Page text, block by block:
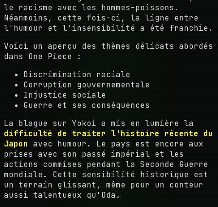
le racisme avec les hommes-poissons.
Néanmoins, cette fois-ci, la ligne entre
l'humour et l'insensibilité a été franchie.
Voici un aperçu des thèmes délicats abordés
dans One Piece :
Discrimination raciale
Corruption gouvernementale
Injustice sociale
Guerre et ses conséquences
La blague sur Yokoi a mis en lumière la
difficulté de traiter l'histoire récente du
Japon avec humour. Le pays est encore aux
prises avec son passé impérial et les
actions commises pendant la Seconde Guerre
mondiale. Cette sensibilité historique est
un terrain glissant, même pour un conteur
aussi talentueux qu'Oda.